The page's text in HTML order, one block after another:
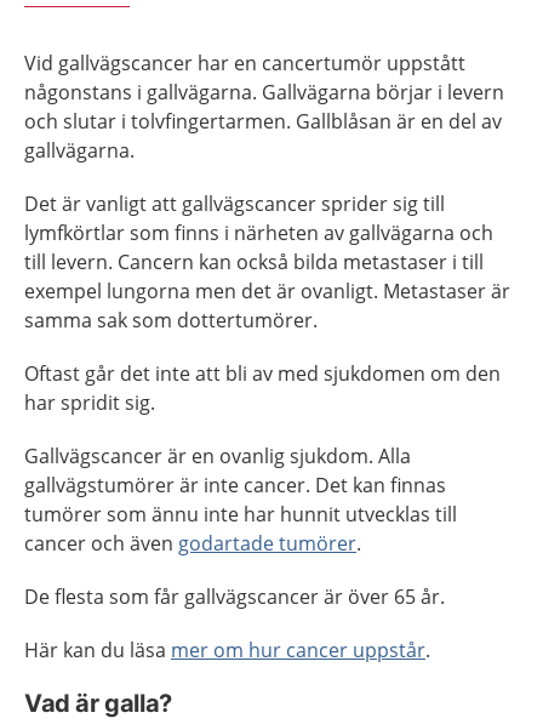
Vid gallvägscancer har en cancertumör uppstått
någonstans i gallvägarna. Gallvägarna börjar i levern
och slutar i tolvfingertarmen. Gallblåsan är en del av
gallvägarna.
Det är vanligt att gallvägscancer sprider sig till
lymfkörtlar som finns i närheten av gallvägarna och
till levern. Cancern kan också bilda metastaser i till
exempel lungorna men det är ovanligt. Metastaser är
samma sak som dottertumörer.
Oftast går det inte att bli av med sjukdomen om den
har spridit sig.
Gallvägscancer är en ovanlig sjukdom. Alla
gallvägstumörer är inte cancer. Det kan finnas
tumörer som ännu inte har hunnit utvecklas till
cancer och även godartade tumörer.
De flesta som får gallvägscancer är över 65 år.
Här kan du läsa mer om hur cancer uppstår.
Vad är galla?